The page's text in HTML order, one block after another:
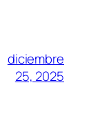
diciembre
25, 2025